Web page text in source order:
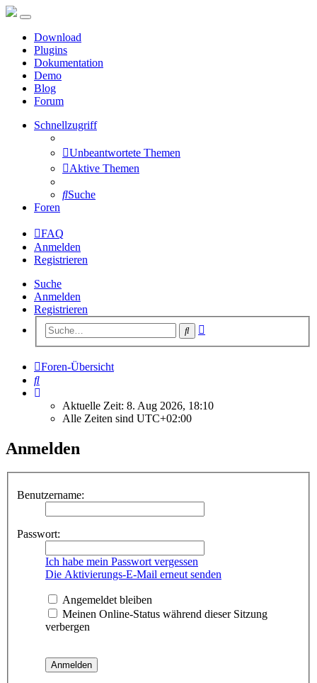
Download
Plugins
Dokumentation
Demo
Blog
Forum
Schnellzugriff
Unbeantwortete Themen
Aktive Themen
Suche
Foren
FAQ
Anmelden
Registrieren
Suche
Anmelden
Registrieren
Suche
Foren-Übersicht
Suche
Aktuelle Zeit: 8. Aug 2026, 18:10
Alle Zeiten sind UTC+02:00
Anmelden
Benutzername:
Passwort:
Ich habe mein Passwort vergessen
Die Aktivierungs-E-Mail erneut senden
Angemeldet bleiben
Meinen Online-Status während dieser Sitzung
verbergen